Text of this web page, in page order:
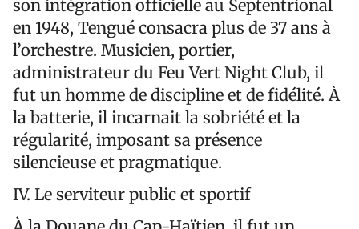
son intégration officielle au Septentrional
en 1948, Tengué consacra plus de 37 ans à
l’orchestre. Musicien, portier,
administrateur du Feu Vert Night Club, il
fut un homme de discipline et de fidélité. À
la batterie, il incarnait la sobriété et la
régularité, imposant sa présence
silencieuse et pragmatique.
IV. Le serviteur public et sportif